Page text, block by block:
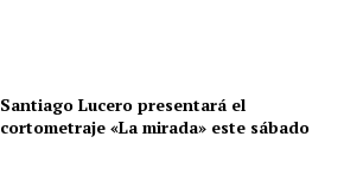
Santiago Lucero presentará el
cortometraje «La mirada» este sábado